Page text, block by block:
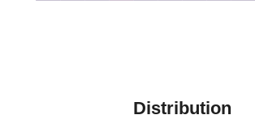
Distribution